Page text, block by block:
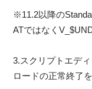
※11.2以降の
ATではなく
3.スクリプトエデ
ロードの正常終了